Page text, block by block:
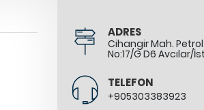
ADRES
Cihangir Mah.
No:17/G D6 Avcılar/
TELEFON
+905303383923